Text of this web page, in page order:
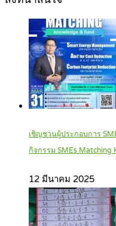
เชิญชวนผู้ประกอบการ
กิจกรรม SMEs Matching
12 มีนาคม 2025